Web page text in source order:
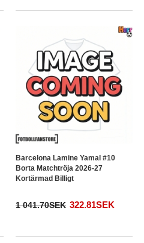
Barcelona Lamine Yamal #10
Borta Matchtröja 2026-27
Kortärmad Billigt
1 041.70SEK 322.81SEK